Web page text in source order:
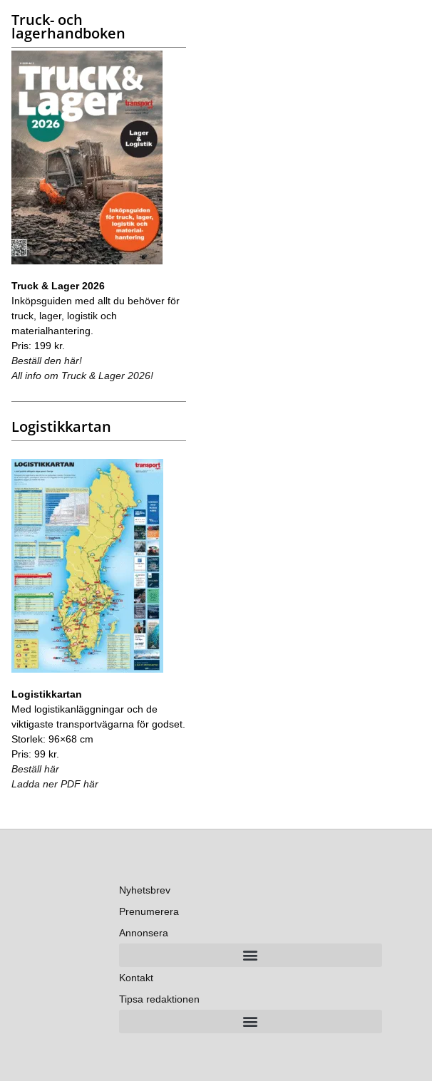
Truck- och
lagerhandboken
Truck & Lager 2026
Inköpsguiden med allt du behöver för
truck, lager, logistik och
materialhantering.
Pris: 199 kr.
Beställ den här!
All info om Truck & Lager 2026!
Logistikkartan
Logistikkartan
Med logistikanläggningar och de
viktigaste transportvägarna för godset.
Storlek: 96×68 cm
Pris: 99 kr.
Beställ här
Ladda ner PDF här
Nyhetsbrev
Prenumerera
Annonsera
Kontakt
Tipsa redaktionen